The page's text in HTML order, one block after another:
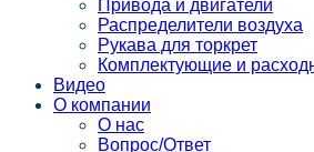
Привода и двигатели
Распределители воздуха
Рукава для торкрет
Комплектующие и
Видео
О компании
О нас
Вопрос/Ответ